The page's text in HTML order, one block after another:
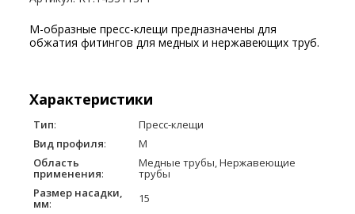
M-образные пресс-клещи предназначены для
обжатия фитингов для медных и нержавеющих труб.
Характеристики
Тип:
Пресс-клещи
Вид профиля:
M
Область
применения:
Медные трубы, Нержавеющие
трубы
Размер насадки,
мм:
15